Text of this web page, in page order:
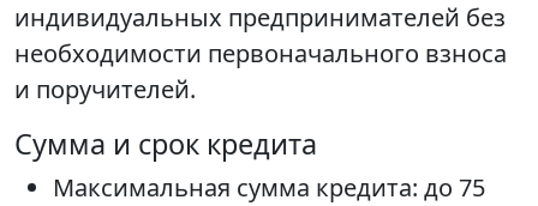
индивидуальных предпринимателей без
необходимости первоначального взноса
и поручителей.
Сумма и срок кредита
Максимальная сумма кредита: до 75